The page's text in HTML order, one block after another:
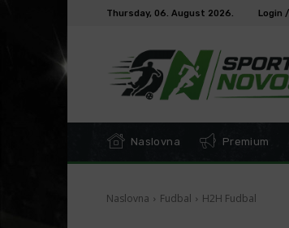
Thursday, 06. August 2026. Login
Naslovna Premium
Naslovna Fudbal H2H Fudbal